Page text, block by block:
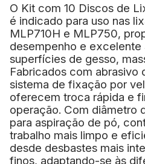
O Kit com 10 Discos de
é indicado para uso nas
MLP710H e MLP750,
desempenho e excelente
superfícies de gesso,
Fabricados com abrasivo
sistema de fixação por
oferecem troca rápida e
operação. Com diâmetro
para aspiração de pó,
trabalho mais limpo e
desde desbastes mais
finos, adaptando-se às